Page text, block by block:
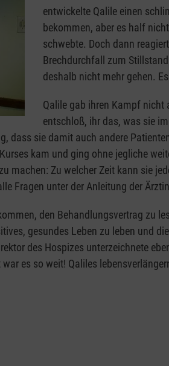
entwickelte Qalile einen
bekommen, aber es half
schwebte. Doch dann
Brechdurchfall zum
deshalb nicht mehr gehen.
Qalile gab ihren Kampf nicht
entschloß, ihr das, was sie
dass sie damit auch andere
kam und ging ohne jegliche
machen: Zu welcher Zeit kann sie
Fragen unter der Anleitung der
den Behandlungsvertrag zu
gesundes Leben zu leben und
des Hospizes unterzeichnete
es so weit! Qaliles